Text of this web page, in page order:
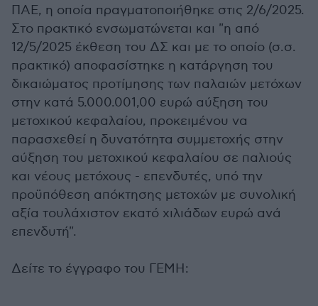
ΠΑΕ, η οποία πραγματοποιήθηκε στις 2/6/2025.
Στο πρακτικό ενσωματώνεται και "η από
12/5/2025 έκθεση του ΔΣ και με το οποίο (σ.σ.
πρακτικό) αποφασίστηκε η κατάργηση του
δικαιώματος προτίμησης των παλαιών μετόχων
στην κατά 5.000.001,00 ευρώ αύξηση του
μετοχικού κεφαλαίου, προκειμένου να
παρασχεθεί η δυνατότητα συμμετοχής στην
αύξηση του μετοχικού κεφαλαίου σε παλιούς
και νέους μετόχους - επενδυτές, υπό την
προϋπόθεση απόκτησης μετοχών με συνολική
αξία τουλάχιστον εκατό χιλιάδων ευρώ ανά
επενδυτή".
Δείτε το έγγραφο του ΓΕΜΗ: